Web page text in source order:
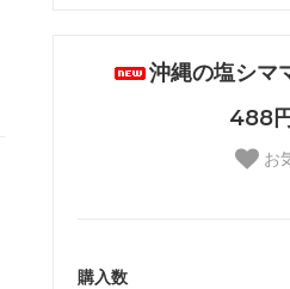
沖縄の塩シマ
488
お
購入数